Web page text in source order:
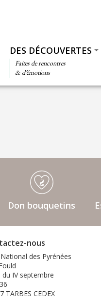
DES DÉCOUVERTES
Faites de rencontres
& d’émotions
Don bouquetins
nous
des Pyrénées
du IV septembre
TARBES CEDEX